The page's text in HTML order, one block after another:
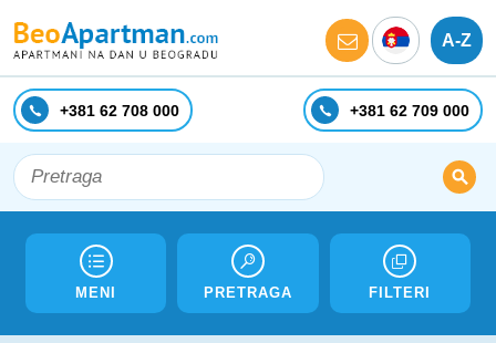
A-Z
+381 62 708 000 +381 62 709 000
MENI PRETRAGA FILTERI